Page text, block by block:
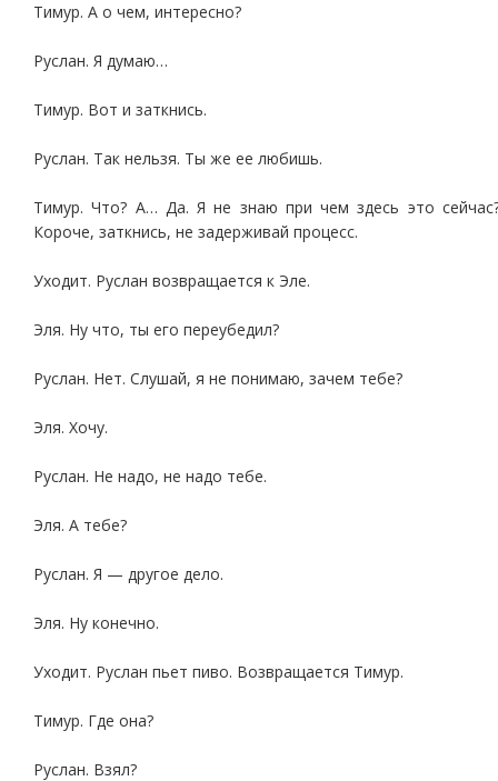
Тимур. А о чем, интересно?
Руслан. Я думаю…
Тимур. Вот и заткнись.
Руслан. Так нельзя. Ты же ее любишь.
Тимур. Что? А… Да. Я не знаю при чем здесь это
Короче, заткнись, не задерживай процесс.
Уходит. Руслан возвращается к Эле.
Эля. Ну что, ты его переубедил?
Руслан. Нет. Слушай, я не понимаю, зачем тебе?
Эля. Хочу.
Руслан. Не надо, не надо тебе.
Эля. А тебе?
Руслан. Я — другое дело.
Эля. Ну конечно.
Уходит. Руслан пьет пиво. Возвращается Тимур.
Тимур. Где она?
Руслан. Взял?